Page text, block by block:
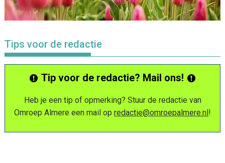
Tips voor de redactie
Tip voor de redactie? Mail ons!
Heb je een tip of opmerking? Stuur de redactie van
Omroep Almere een mail op redactie@omroepalmere.nl!